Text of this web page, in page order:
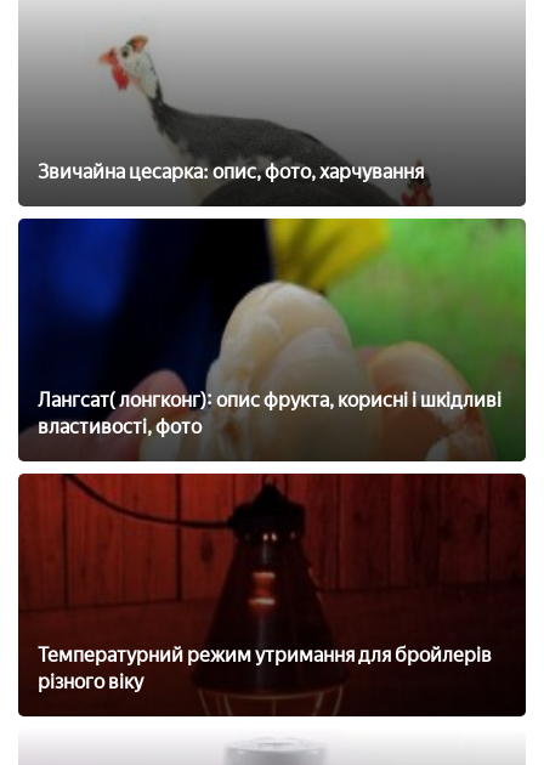
Звичайна цесарка: опис, фото, харчування
Лангсат( лонгконг): опис фрукта, корисні і шкідливі
властивості, фото
Температурний режим утримання для бройлерів
різного віку